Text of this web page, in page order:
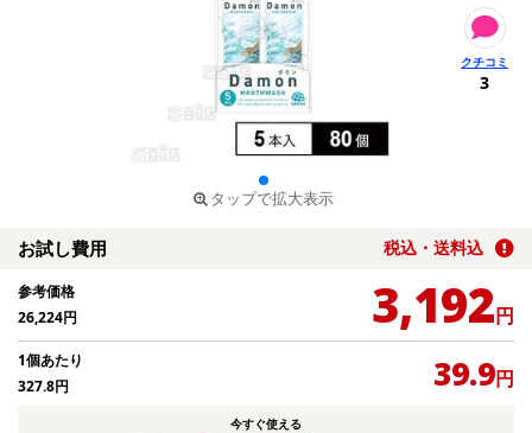
タップで拡大表示
3
お試し費用 税込・送料込
参考価格
26,224円 3,192円
1個あたり
327.8円 39.9円
今すぐ使える